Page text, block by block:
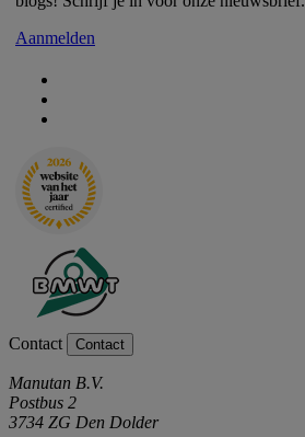
Aanmelden
Contact Contact
Manutan B.V.
Postbus 2
3734 ZG Den Dolder